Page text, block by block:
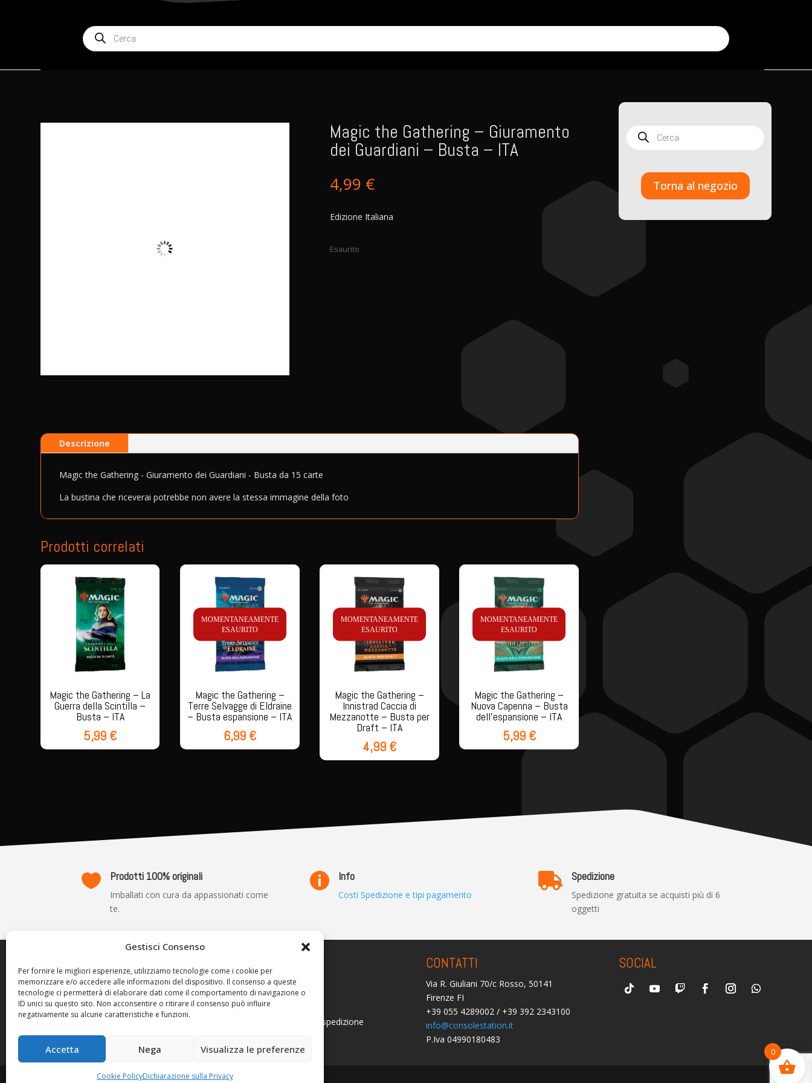
Gestisci Consenso
Per fornire le migliori esperienze, utilizziamo tecnologie come i cookie per
memorizzare e/o accedere alle informazioni del dispositivo. Il consenso a queste
tecnologie ci permetterà di elaborare dati come il comportamento di navigazione o
ID unici su questo sito. Non acconsentire o ritirare il consenso può influire
negativamente su alcune caratteristiche e funzioni.
Accetta Nega Visualizza le preferenze
Cookie PolicyDichiarazione sulla Privacy
Products
search
Magic the Gathering – Giuramento
dei Guardiani – Busta – ITA
4,99 €
Edizione Italiana
Esaurito
Descrizione
Magic the Gathering - Giuramento dei Guardiani - Busta da 15 carte
La bustina che riceverai potrebbe non avere la stessa immagine della foto
Prodotti correlati
Magic the Gathering – La
Guerra della Scintilla –
Busta – ITA
5,99 €
MOMENTANEAMENTE
ESAURITO
Magic the Gathering –
Terre Selvagge di Eldraine
– Busta espansione – ITA
6,99 €
MOMENTANEAMENTE
ESAURITO
Magic the Gathering –
Innistrad Caccia di
Mezzanotte – Busta per
Draft – ITA
4,99 €
MOMENTANEAMENTE
ESAURITO
Magic the Gathering –
Nuova Capenna – Busta
dell’espansione – ITA
5,99 €
Products
search
Torna al negozio
 Prodotti 100% originali
Imballati con cura da appassionati come
te.
 Info
Costi Spedizione e tipi pagamento
 Spedizione
Spedizione gratuita se acquisti più di 6
oggetti
TRASPARENZA
Privacy Policy
Cookie Policy (UE)
Termini di consegna e spedizione
CONTATTI
Via R. Giuliani 70/c Rosso, 50141
Firenze FI
+39 055 4289002 / +39 392 2343100
info@consolestation.it
P.Iva 04990180483
SOCIAL
0